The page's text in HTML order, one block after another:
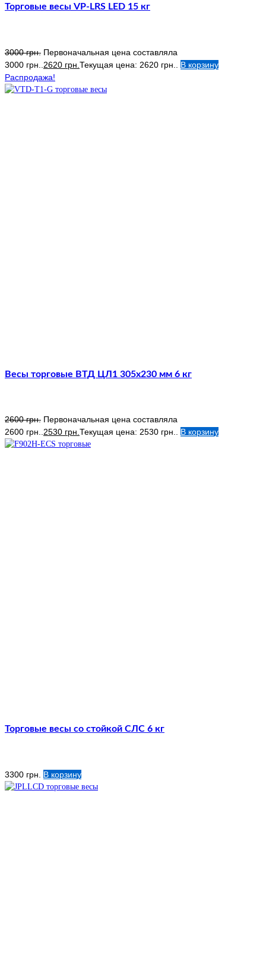
Торговые весы VP-LRS LED 15 кг
3000грн. Первоначальная цена составляла
3000 грн.. 2620 грн. Текущая цена: 2620 грн..
В корзину
Распродажа!
Весы торговые ВТД ЦЛ1 305х230 мм 6 кг
2600грн. Первоначальная цена составляла
2600 грн..2530 грн.Текущая цена: 2530 грн.. В корзину
Торговые весы со стойкой СЛС 6 кг
3300 грн. В корзину